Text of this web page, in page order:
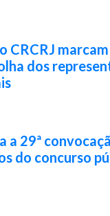
CRCRJ
dos
a 29ª
do concurso